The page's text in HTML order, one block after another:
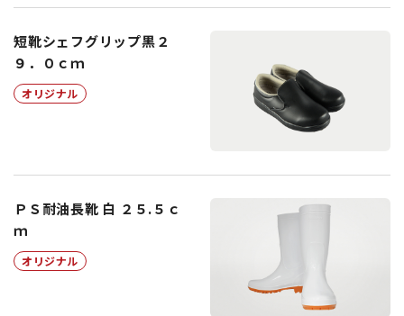
短靴シェフグリップ黒２
９．０ｃｍ
オリジナル
ＰＳ耐油長靴 白 ２５.５ｃ
ｍ
オリジナル